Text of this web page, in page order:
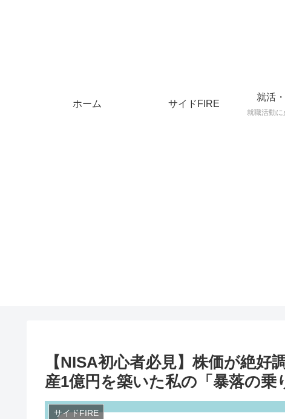
ホーム サイドFIRE
就活
【NISA初心者必見】株価が絶
産1億円を築いた私の「暴落の乗
サイドFIRE